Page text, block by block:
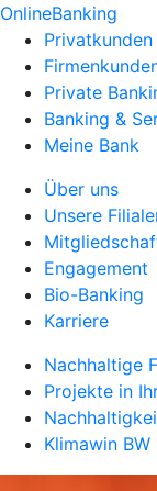
OnlineBanking
Privatkunden
Private
Banking &
Meine Bank
Über uns
Unsere
Engagement
Bio-Banking
Karriere
Nachhaltige
Projekte in
Klimawin BW